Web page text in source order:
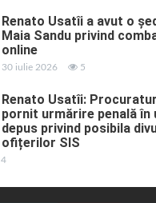
Renato Usatîi a avut o
Maia Sandu privind
online
30 iulie 2026 5
Renato Usatîi:
pornit urmărire penală în
depus privind posibila
ofițerilor SIS
4